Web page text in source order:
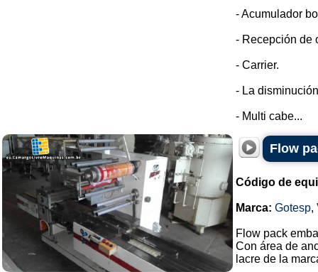
- Acumulador
- Recepción de
- Carrier.
- La
- Multi cabe...
Flow
Código de
Marca: Gotesp,
Flow pack
Con área de
lacre de la